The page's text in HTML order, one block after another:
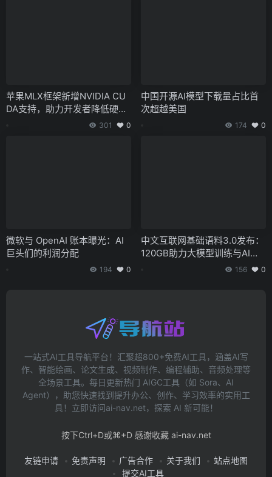
苹果MLX框架新增NVIDIA CU
DA支持，助力开发者降低硬件
301 0
中国开源AI模型下载量占比首
次超越美国
174 0
微软与 OpenAI 账本曝光：AI
巨头们的利润分配
194 0
中文互联网基础语料3.0发布：
120GB助力大模型训练与AI发
156 0
一站式AI工具导航平台！汇聚超800+免费AI工具，涵盖AI写
作、智能绘画、论文生成、视频制作、编程辅助、音频处理等
全场景工具。每日更新热门 AIGC工具（如 Sora、AI
Agent），助您快速找到提升办公、创作、学习效率的实用工
具！立即访问ai-nav.net，探索 AI 新可能！
按下Ctrl+D或⌘+D 感谢收藏 ai-nav.net
友链申请 免责声明 广告合作 关于我们
站点地图
提交AI工具